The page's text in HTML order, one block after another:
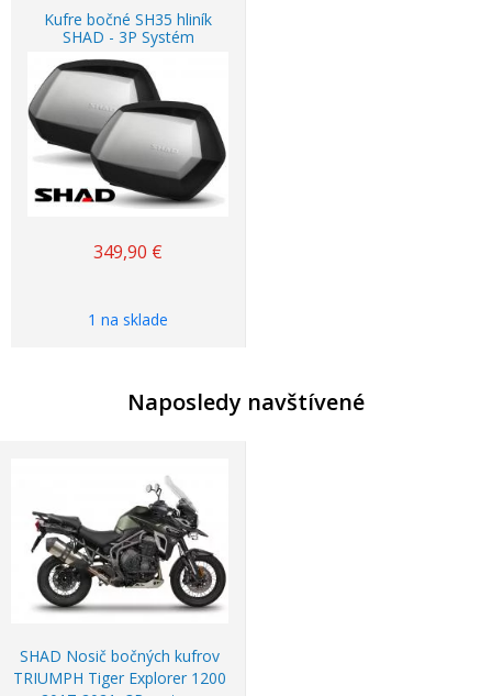
Kufre bočné SH35 hliník
SHAD - 3P Systém
349,90 €
1 na sklade
Naposledy navštívené
SHAD Nosič bočných kufrov
TRIUMPH Tiger Explorer 1200